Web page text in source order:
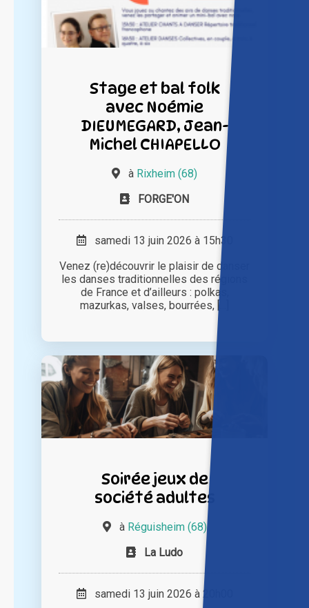
Stage et bal folk
avec Noémie
DIEUMEGARD, Jean-
Michel CHIAPELLO
à Rixheim (68)
FORGE'ON
samedi 13 juin 2026 à 15h30
Venez (re)découvrir le plaisir de danser
les danses traditionnelles des régions
de France et d’ailleurs : polkas,
mazurkas, valses, bourrées, [...]
Soirée jeux de
société adultes
à Réguisheim (68)
La Ludo
samedi 13 juin 2026 à 20h00